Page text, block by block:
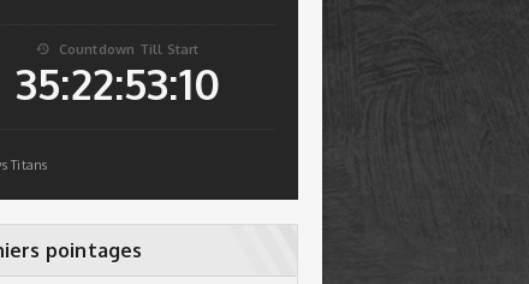
 Countdown Till Start
35:22:53:10
Titans
pointages